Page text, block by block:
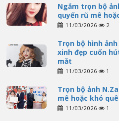
Ngắm trọn bộ
quyến rũ mê
11/03/2026 2
Trọn bộ hình
xinh đẹp cuốn
mắt
11/03/2026 1
Trọn bộ ảnh
mê hoặc khó
11/03/2026 1